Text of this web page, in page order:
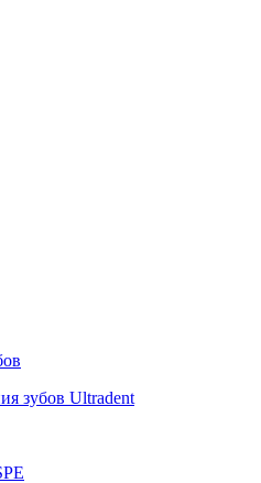
зубов Ultradent